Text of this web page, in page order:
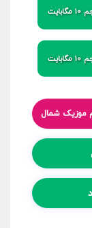
موزیک شمال